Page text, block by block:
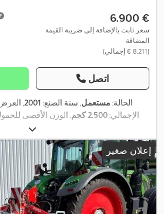
‏6.900 €
سعر ثابت بالإضافة إلى ضريبة القيمة
المضافة
(‏8.211 € إجمالي)
اتصل
الحالة: مستعمل, سنة الصنع: 2001
,
الإجمالي:2.500 كجم , الوزن الأقصى
إعلان صغير